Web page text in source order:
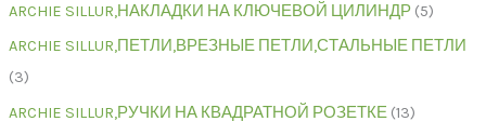
ARCHIE SILLUR,НАКЛАДКИ НА КЛЮЧЕВОЙ ЦИЛИНДР 5
ARCHIE SILLUR,ПЕТЛИ,ВРЕЗНЫЕ ПЕТЛИ,СТАЛЬНЫЕ ПЕТЛИ
3
ARCHIE SILLUR,РУЧКИ НА КВАДРАТНОЙ РОЗЕТКЕ 13